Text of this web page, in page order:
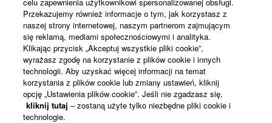
Informacje o Yamaha
Polska - Polish
Biznes
Przekazujemy również informacje o tym, jak korzystasz z
naszej strony internetowej, naszym partnerom zajmującym
się reklamą, mediami społecznościowymi i analityka.
Klikając przycisk „Akceptuj wszystkie pliki cookie”,
wyrażasz zgodę na korzystanie z plików cookie i innych
technologii. Aby uzyskać więcej informacji na temat
korzystania z plików cookie lub zmiany ustawień, kliknij
opcję „Ustawienia plików cookie”. Jeśli nie zgadzasz się,
kliknij tutaj – zostaną użyte tylko niezbędne pliki cookie i
technologie.